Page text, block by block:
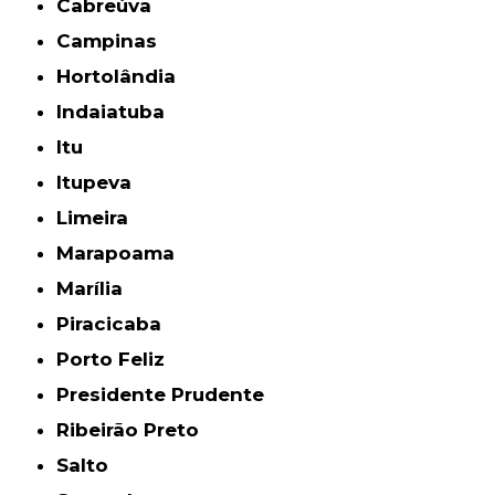
Cabreúva
Campinas
Hortolândia
Indaiatuba
Itu
Itupeva
Limeira
Marapoama
Marília
Piracicaba
Porto Feliz
Presidente Prudente
Ribeirão Preto
Salto